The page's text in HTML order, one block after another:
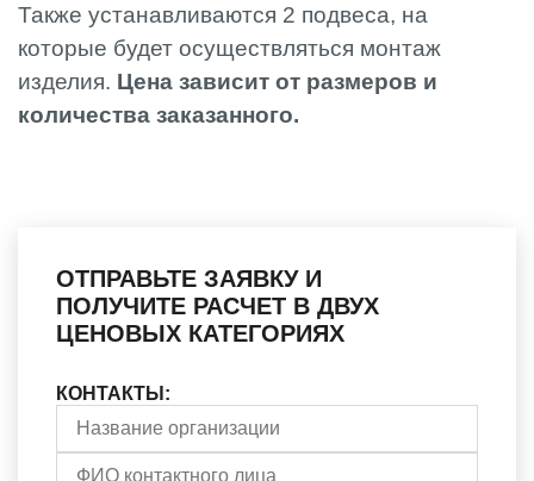
Также устанавливаются 2 подвеса, на
которые будет осуществляться монтаж
изделия. Цена зависит от размеров и
количества заказанного.
ОТПРАВЬТЕ ЗАЯВКУ И
ПОЛУЧИТЕ РАСЧЕТ В ДВУХ
ЦЕНОВЫХ КАТЕГОРИЯХ
КОНТАКТЫ: